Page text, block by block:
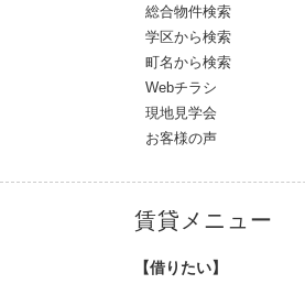
総合物件検索
学区から検索
町名から検索
Webチラシ
現地見学会
お客様の声
賃貸メニュー
【借りたい】